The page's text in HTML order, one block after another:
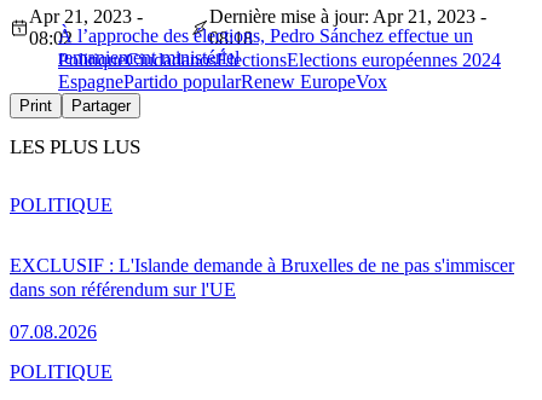
À l’approche des élections, Pedro Sánchez effectue un
remaniement ministériel
Apr 21, 2023 -
08:02
Dernière mise à jour: Apr 21, 2023 -
08:18
PolitiqueCiudadanosÉlectionsElections européennes 2024
EspagnePartido popularRenew EuropeVox
Print Partager
LES PLUS LUS
EXCLUSIF : L'Islande demande à Bruxelles de ne pas s'immiscer
dans son référendum sur l'UE
07.08.2026
POLITIQUE
POLITIQUE